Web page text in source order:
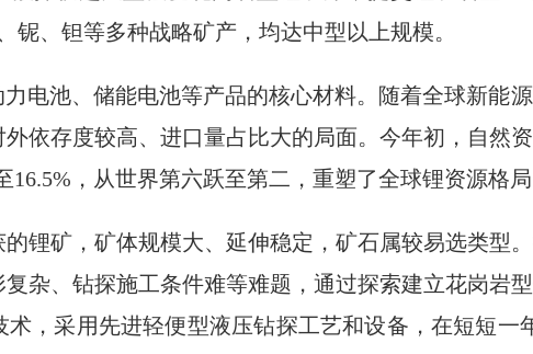
铌、钽等多种战略矿产，均达中型以上规模。
电池、储能电池等产品的核心材料。随着全球新能
依存度较高、进口量占比大的局面。今年初，自然
，从世界第六跃至第二，重塑了全球锂资源格局
锂矿，矿体规模大、延伸稳定，矿石属较易选类型
杂、钻探施工条件难等难题，通过探索建立花岗岩
，采用先进轻便型液压钻探工艺和设备，在短短一